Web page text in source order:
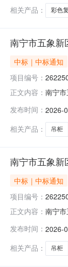
相关产品：
彩色
南宁市五象新
中标｜中标通知
项目编号：
正文内容： 南宁
目编
发布时间： 2026-
相关产品：
吊柜
南宁市五象新
中标｜中标通知
项目编号：
正文内容： 南宁
项目
发布时间： 2026-
相关产品：
吊柜